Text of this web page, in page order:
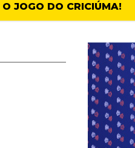
JOGO DO CRICIÚMA!